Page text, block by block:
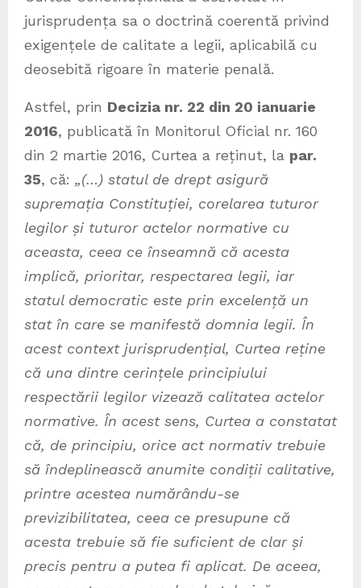
jurisprudența sa o doctrină coerentă privind
exigențele de calitate a legii, aplicabilă cu
deosebită rigoare în materie penală.
Astfel, prin Decizia nr. 22 din 20 ianuarie
2016, publicată în Monitorul Oficial nr. 160
din 2 martie 2016, Curtea a reținut, la par.
35, că: „(…) statul de drept asigură
supremația Constituției, corelarea tuturor
legilor și tuturor actelor normative cu
aceasta, ceea ce înseamnă că acesta
implică, prioritar, respectarea legii, iar
statul democratic este prin excelență un
stat în care se manifestă domnia legii. În
acest context jurisprudențial, Curtea reține
că una dintre cerințele principiului
respectării legilor vizează calitatea actelor
normative. În acest sens, Curtea a constatat
că, de principiu, orice act normativ trebuie
să îndeplinească anumite condiții calitative,
printre acestea numărându-se
previzibilitatea, ceea ce presupune că
acesta trebuie să fie suficient de clar și
precis pentru a putea fi aplicat. De aceea,